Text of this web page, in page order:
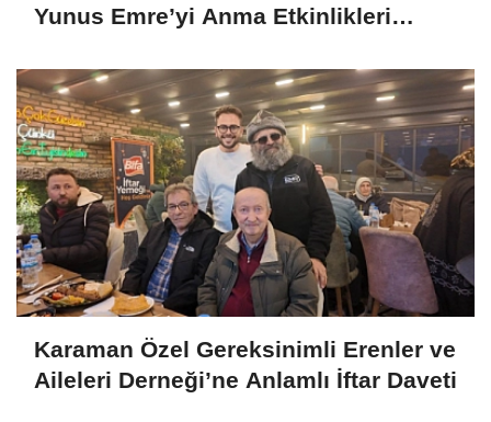
Yunus Emre’yi Anma Etkinlikleri
Karaman Özel Gereksinimli Erenler ve
Aileleri Derneği’ne Anlamlı İftar Daveti